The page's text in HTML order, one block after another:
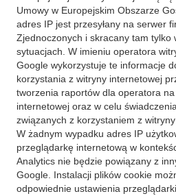
Umowy w Europejskim Obszarze
adres IP jest przesyłany na serwer
Zjednoczonych i skracany tam tylko
sytuacjach. W imieniu operatora
Google wykorzystuje te informacje
korzystania z witryny internetowej
tworzenia raportów dla operatora
internetowej oraz w celu
związanych z korzystaniem z
W żadnym wypadku adres IP
przeglądarkę internetową w
Analytics nie będzie powiązany z
Google. Instalacji plików cookie
odpowiednie ustawienia